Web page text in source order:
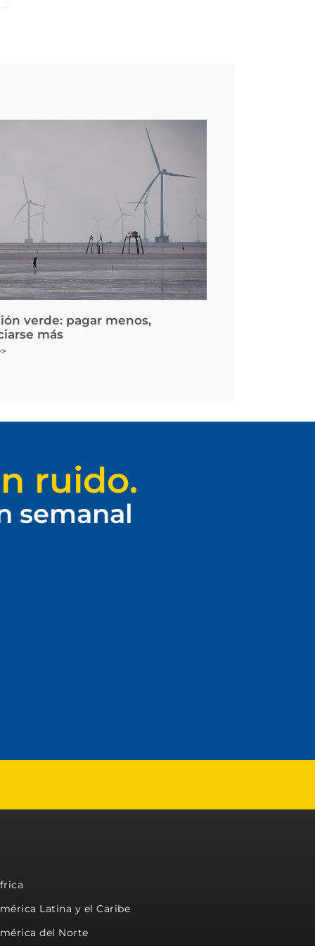
verde: pagar menos,
más
ruido.
semanal
Latina y el Caribe
del Norte